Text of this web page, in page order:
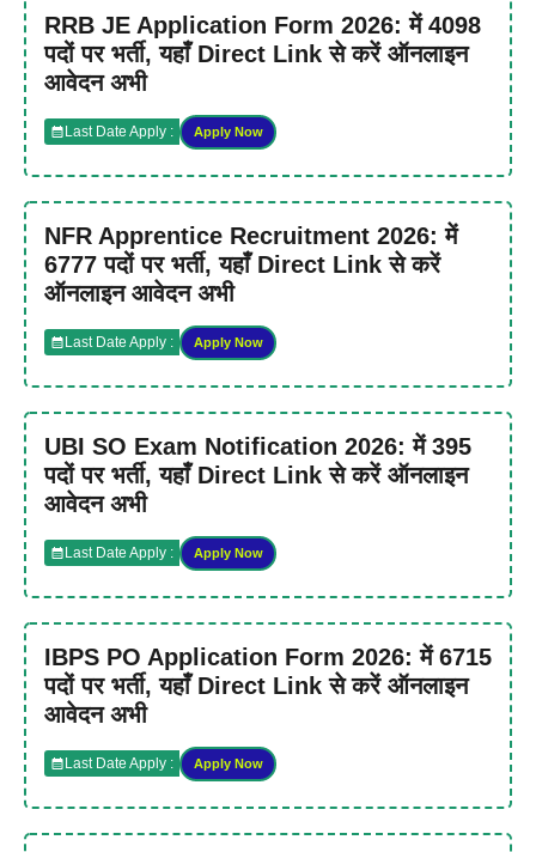
RRB JE Application Form 2026: में 4098
पदों पर भर्ती, यहाँ Direct Link से करें ऑनलाइन
आवेदन अभी
Last Date Apply : Apply Now
NFR Apprentice Recruitment 2026: में
6777 पदों पर भर्ती, यहाँ Direct Link से करें
ऑनलाइन आवेदन अभी
Last Date Apply : Apply Now
UBI SO Exam Notification 2026: में 395
पदों पर भर्ती, यहाँ Direct Link से करें ऑनलाइन
आवेदन अभी
Last Date Apply : Apply Now
IBPS PO Application Form 2026: में 6715
पदों पर भर्ती, यहाँ Direct Link से करें ऑनलाइन
आवेदन अभी
Last Date Apply : Apply Now